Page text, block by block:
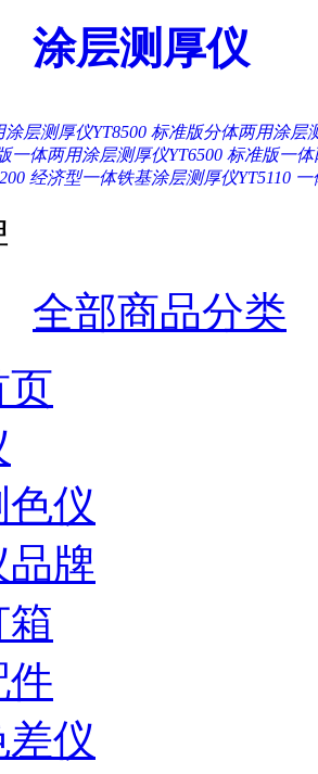
涂层测厚仪
层测厚仪YT8500 标准版分体两用涂层
一体两用涂层测厚仪YT6500 标准版一体
经济型一体铁基涂层测厚仪YT5110 一
全部商品分类
页
仪
牌
箱
件
差仪